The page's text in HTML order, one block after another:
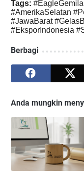
Tags:
#AmerikaSelatan
#JawaBarat
#EksporIndonesia
Berbagi
Anda mungkin